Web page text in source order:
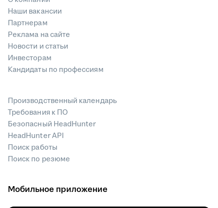
Наши вакансии
Партнерам
Реклама на сайте
Новости и статьи
Инвесторам
Кандидаты по профессиям
Производственный календарь
Требования к ПО
Безопасный HeadHunter
HeadHunter API
Поиск работы
Поиск по резюме
Мобильное приложение